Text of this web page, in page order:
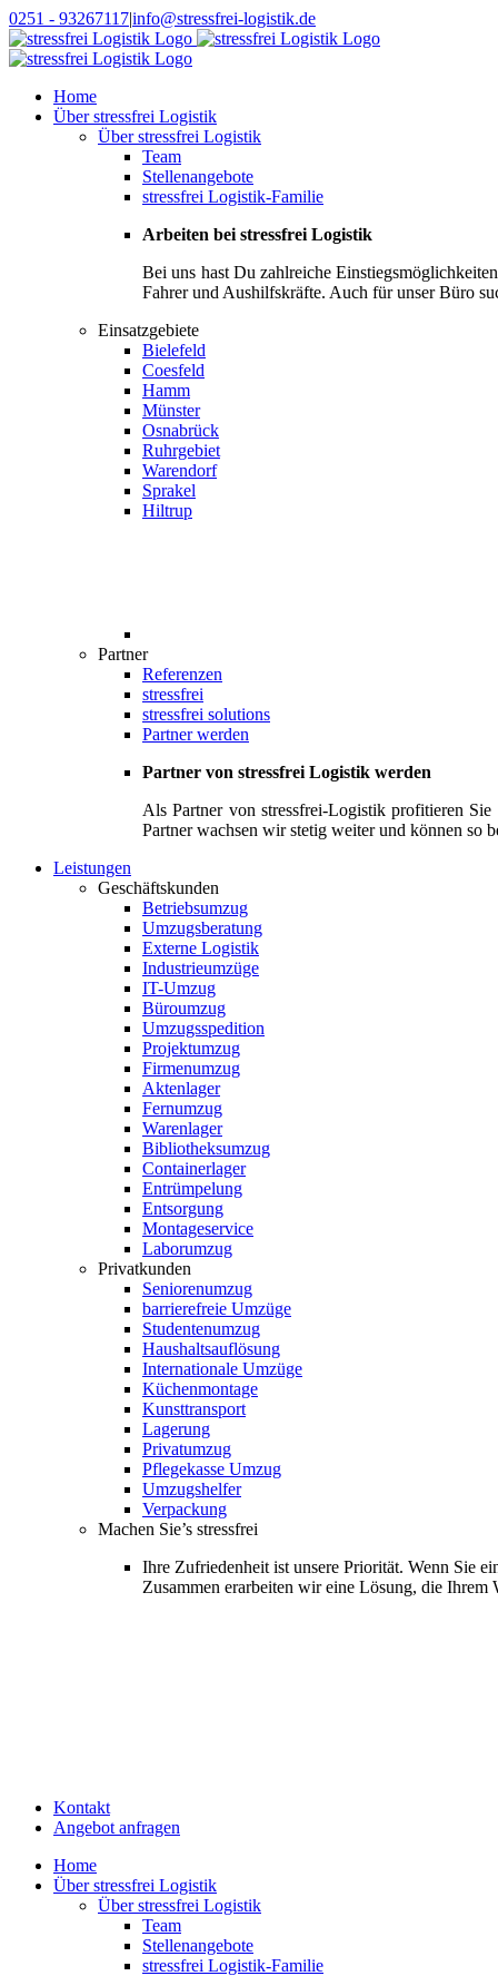
Zum
Inhalt
springen
0251 - 93267117|info@stressfrei-logistik.de
Home
Über stressfrei Logistik
Über stressfrei Logistik
Team
Stellenangebote
stressfrei Logistik-Familie
Arbeiten bei stressfrei Logistik
Bei uns hast Du zahlreiche
Fahrer und Aushilfskräfte. Auch für unser Büro
Einsatzgebiete
Bielefeld
Coesfeld
Hamm
Münster
Osnabrück
Ruhrgebiet
Warendorf
Sprakel
Hiltrup
Partner
Referenzen
stressfrei
stressfrei solutions
Partner werden
Partner von stressfrei Logistik werden
Als Partner von stressfrei-Logistik profitieren
Partner wachsen wir stetig weiter und können so
Leistungen
Geschäftskunden
Betriebsumzug
Umzugsberatung
Externe Logistik
Industrieumzüge
IT-Umzug
Büroumzug
Umzugsspedition
Projektumzug
Firmenumzug
Aktenlager
Fernumzug
Warenlager
Bibliotheksumzug
Containerlager
Entrümpelung
Entsorgung
Montageservice
Laborumzug
Privatkunden
Seniorenumzug
barrierefreie Umzüge
Studentenumzug
Haushaltsauflösung
Internationale Umzüge
Küchenmontage
Kunsttransport
Lagerung
Privatumzug
Pflegekasse Umzug
Umzugshelfer
Verpackung
Machen Sie’s stressfrei
Ihre Zufriedenheit ist unsere Priorität. Wenn Sie
Zusammen erarbeiten wir eine Lösung, die Ihrem
Kontakt
Angebot anfragen
Home
Über stressfrei Logistik
Über stressfrei Logistik
Team
Stellenangebote
stressfrei Logistik-Familie